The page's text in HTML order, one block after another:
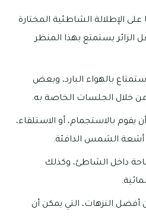
الإطلالة الشاطئية المختارة
الزائر يستمتع بهذا المنظر
بالهواء البارد، وبعض
خلال الجلسات الخاصة به.
يقوم بالاستجمام، أو الاستلقاء،
الشمس الدافئة.
داخل الشاطئ، وكذلك
النزهات، التي يمكن أن